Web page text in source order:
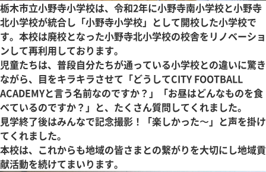
栃木市立小野寺小学校は、令和2年に小野寺南小学校と小野寺
北小学校が統合し「小野寺小学校」として開校した小学校で
す。本校は廃校となった小野寺北小学校の校舎をリノベーショ
ンして再利用しております。
児童たちは、普段自分たちが通っている小学校との違いに驚き
ながら、目をキラキラさせて「どうしてCITY FOOTBALL
ACADEMYと言う名前なのですか？」「お昼はどんなものを食
べているのですか？」と、たくさん質問してくれました。
見学終了後はみんなで記念撮影！「楽しかった〜」と声を掛け
てくれました。
本校は、これからも地域の皆さまとの繋がりを大切にし地域貢
献活動を続けてまいります。